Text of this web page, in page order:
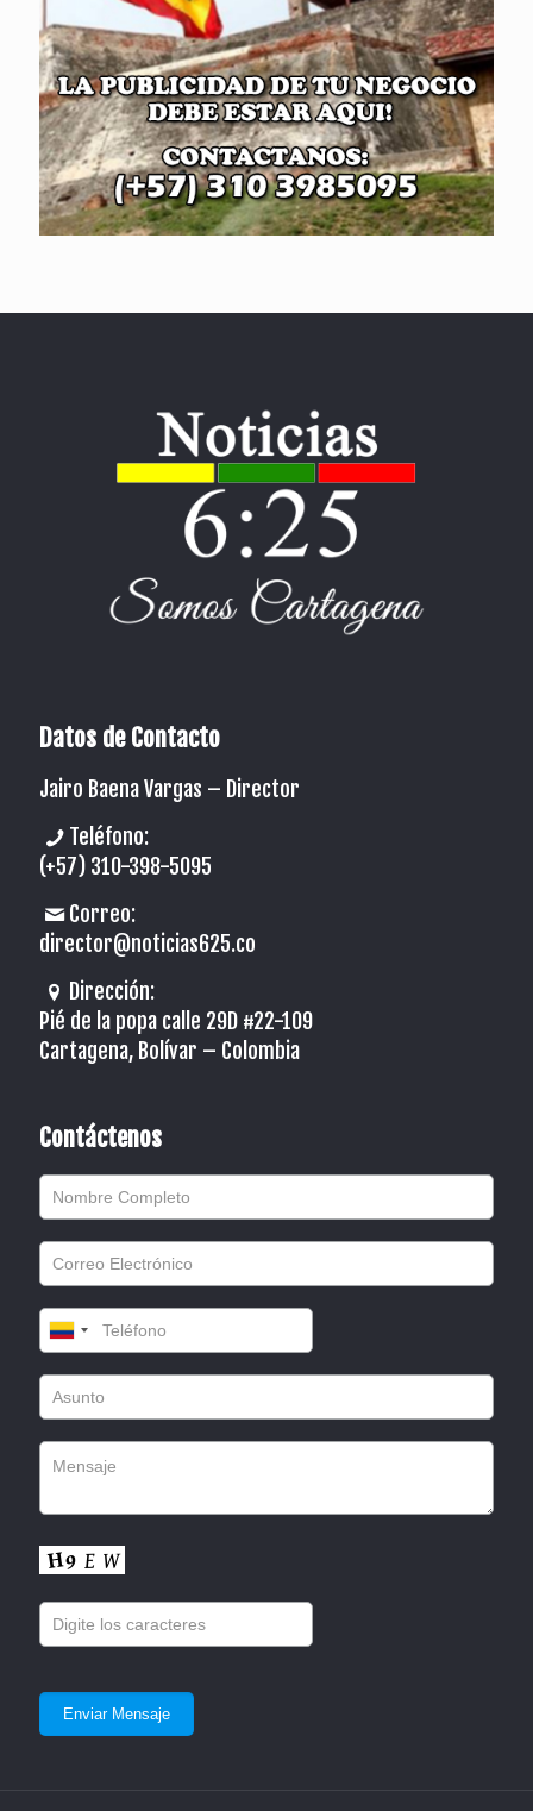
Datos de Contacto
Jairo Baena Vargas – Director
Teléfono:
(+57) 310-398-5095
Correo:
director@noticias625.co
Dirección:
Pié de la popa calle 29D #22-109
Cartagena, Bolívar – Colombia
Contáctenos